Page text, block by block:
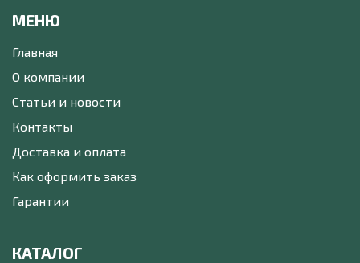
МЕНЮ
Главная
О компании
Статьи и новости
Контакты
Доставка и оплата
Как оформить заказ
Гарантии
КАТАЛОГ